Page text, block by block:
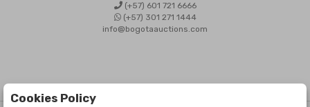
(+57) 601 721 6666
(+57) 301 271 1444
info@bogotaauctions.com
Cookies Policy